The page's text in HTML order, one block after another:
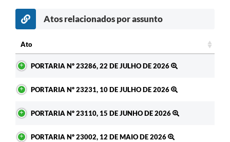
Atos relacionados por assunto
Ato
PORTARIA Nº 23286, 22 DE JULHO DE 2026
PORTARIA Nº 23231, 10 DE JULHO DE 2026
PORTARIA Nº 23110, 15 DE JUNHO DE 2026
PORTARIA Nº 23002, 12 DE MAIO DE 2026